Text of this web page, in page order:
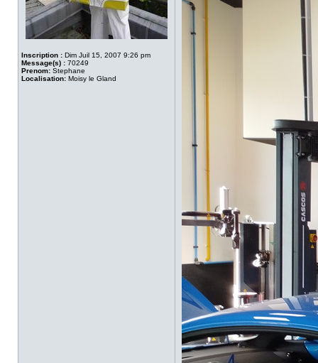
Inscription : Dim Juil 15, 2007 9:26 pm
Message(s) : 70249
Prenom: Stephane
Localisation: Moisy le Gland